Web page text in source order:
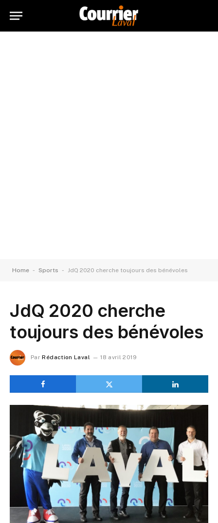
Home - Sports - JdQ 2020 cherche toujours des bénévoles
JdQ 2020 cherche
toujours des bénévoles
Par Rédaction Laval 18 avril 2019